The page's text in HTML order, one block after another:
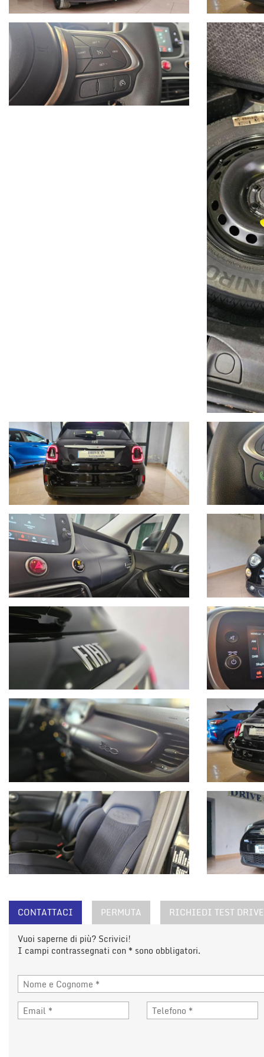
CONTATTACI PERMUTA
RICHIEDI TEST DRIVE
Vuoi saperne di più? Scrivici!
I campi contrassegnati con * sono obbligatori.